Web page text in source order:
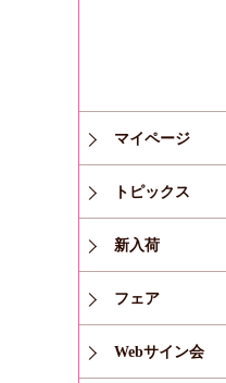
マイページ
トピックス
新入荷
フェア
Webサイン会